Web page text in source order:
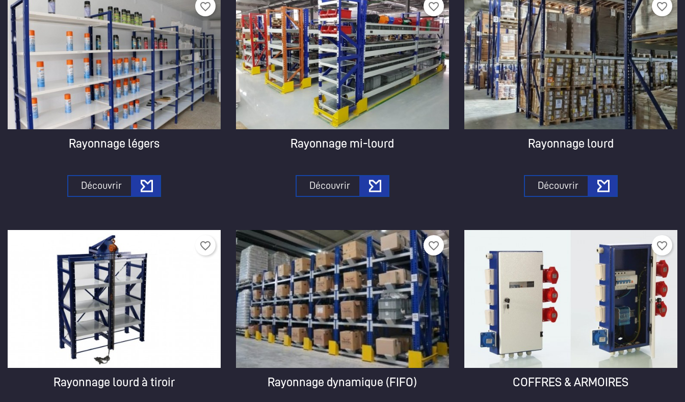
Rayonnage légers
Découvrir
favorite_border
Rayonnage mi-lourd
Découvrir
favorite_border
Rayonnage lourd
Découvrir
favorite_border
Rayonnage lourd à tiroir
favorite_border
Rayonnage dynamique (FIFO)
favorite_border
COFFRES & ARMOIRES
favorite_border